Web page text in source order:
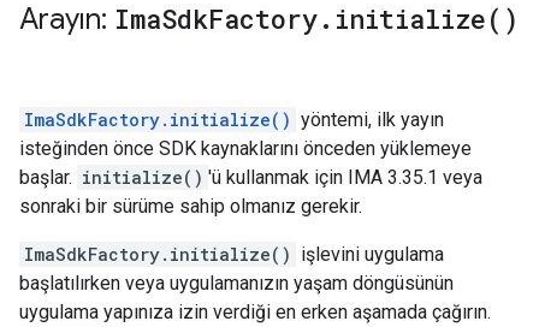
Arayın: ImaSdkFactory. initialize( )
ImaSdkFactory.initialize() yöntemi, ilk yayın
isteğinden önce SDK kaynaklarını önceden yüklemeye
başlar. initialize() 'ü kullanmak için IMA 3.35.1 veya
sonraki bir sürüme sahip olmanız gerekir.
ImaSdkFactory.initialize() işlevini uygulama
başlatılırken veya uygulamanızın yaşam döngüsünün
uygulama yapınıza izin verdiği en erken aşamada çağırın.